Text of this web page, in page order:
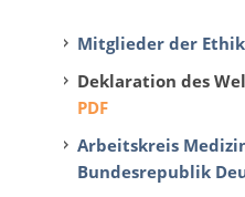
Mitglieder der
Deklaration des
PDF
Arbeit­skreis
Bun­desre­pub­lik